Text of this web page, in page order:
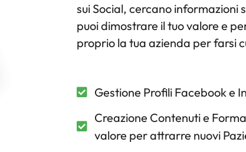
sui Social, cercano informazioni
puoi dimostrare il tuo valore e
proprio la tua azienda per farsi
Gestione Profili Facebook e
Creazione Contenuti e
valore per attrarre nuovi